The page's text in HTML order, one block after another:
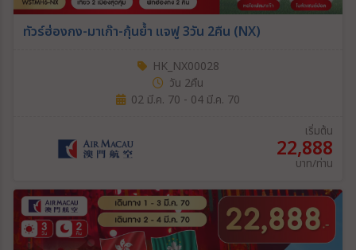
ทัวร์ฮ่องกง-มาเก๊า-กุ้นย้ำ แจฟู 3วัน 2คืน (NX)
HK_NX00028
วัน 2คืน
02 มี.ค. 70 - 04 มี.ค. 70
เริ่มต้น
22,888
บาท/ท่าน